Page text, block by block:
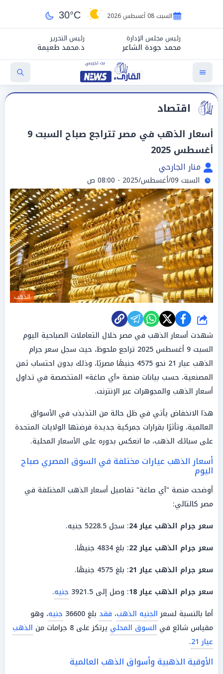
السبت 08 أغسطس 2026 30°C
رئيس مجلس الإدارة
محمد جودة الشاعر
رئيس التحرير
د.محمد طعيمة
اقتصاد
أسعار الذهب في مصر تتراجع صباح السبت 9
أغسطس 2025
منار الجارحي
السبت 09/أغسطس/2025 - 08:00 ص
الذهب
شارك
شهدت أسعار الذهب في مصر خلال التعاملات الصباحية اليوم
السبت 9 أغسطس 2025 تراجع ملحوظ، حيث سجل سعر جرام
الذهب عيار 21 نحو 4575 جنيهًا مصريًا، وذلك بدون احتساب ثمن
المصنعية، حسب بيانات منصة «آي صاغة» المتخصصة في تداول
أسعار الذهب والمجوهرات عبر الإنترنت.
هذا الانخفاض يأتي في ظل حالة من التذبذب في الأسواق
العالمية، وتأثرًا بقرارات جمركية جديدة فرضتها الولايات المتحدة
على سبائك الذهب، ما انعكس بدوره على الأسعار المحلية.
أسعار الذهب عيارات مختلفة في السوق المصري صباح
اليوم
أوضحت منصة "آي صاغة" تفاصيل أسعار الذهب المختلفة في
مصر كالتالي:
سعر جرام الذهب عيار 24
: سجل 5228.5 جنيه.
سعرجرام الذهب عيار 22
: بلغ 4834 جنيهًا.
سعرجرام الذهب عيار 21
: بلغ 4575 جنيهًا.
سعرجرام الذهب عيار 18 : وصل إلى 3921.5 جنيه.
أما بالنسبة لسعرالجنيه الذهب، فقد بلغ 36600 جنيه، وهو
مقياس شائع في السوق المحلي يرتكز على 8 جرامات من
الذهب
عيار 21
.
الأوقية الذهبية وأسواق الذهب العالمية